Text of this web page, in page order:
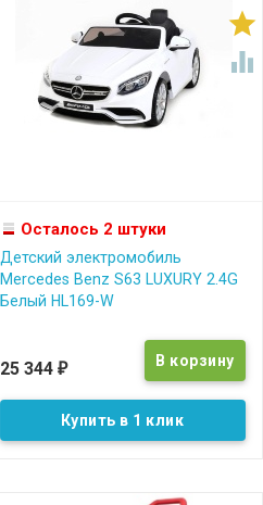


Осталось 2 штуки
Детский электромобиль
Mercedes Benz S63 LUXURY 2.4G
Белый HL169-W
25 344 ₽
Купить в 1 клик